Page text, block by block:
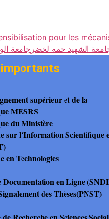
pour les
الشهيد حمه لخضر جامعة
supérieur et de la
MESRS
du Ministère
sur l’Information Scientifique
en Technologies
Documentation en Ligne
des Thèses(PNST)